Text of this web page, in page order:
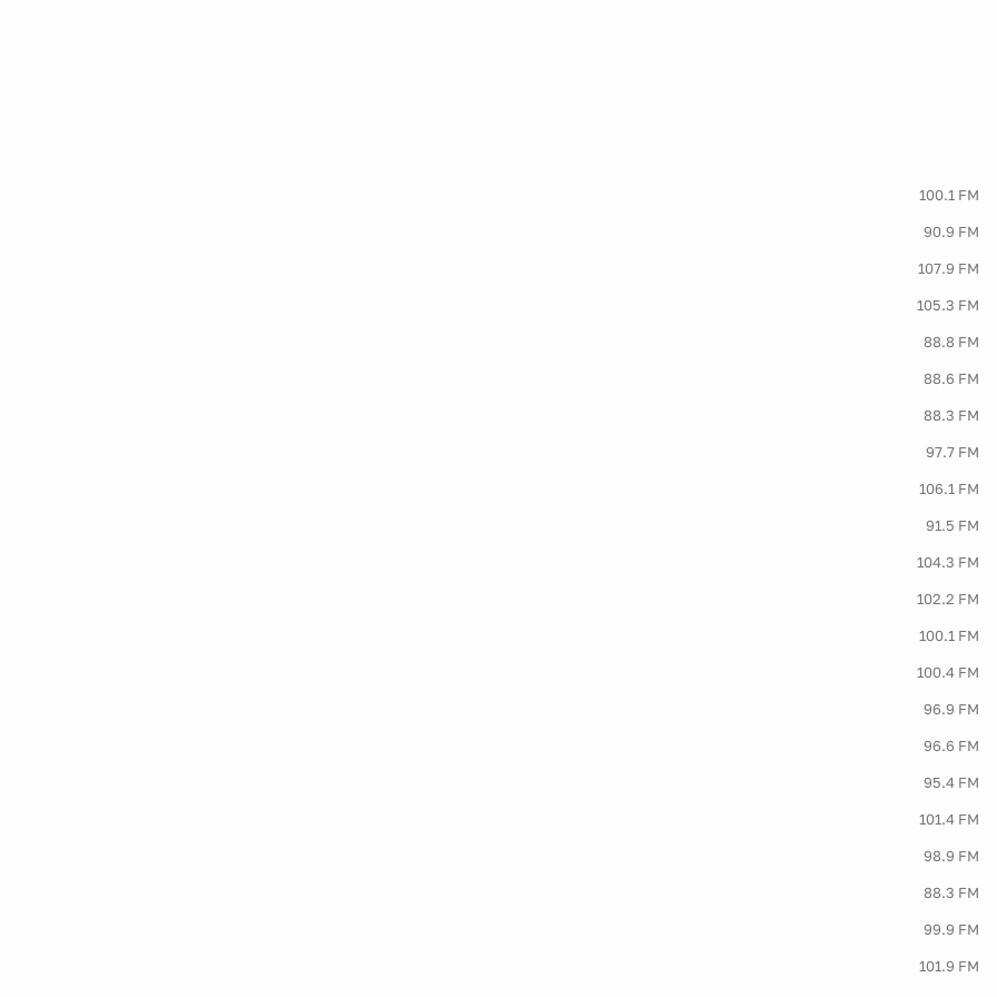
100.1 FM
90.9 FM
107.9 FM
105.3 FM
88.8 FM
88.6 FM
88.3 FM
97.7 FM
106.1 FM
91.5 FM
104.3 FM
102.2 FM
100.1 FM
100.4 FM
96.9 FM
96.6 FM
95.4 FM
101.4 FM
98.9 FM
88.3 FM
99.9 FM
101.9 FM